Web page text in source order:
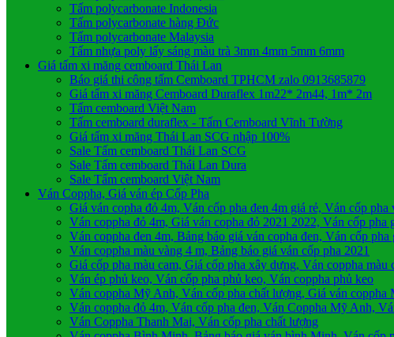
Tấm polycarbonate Indonesia
Tấm polycarbonate hàng Đức
Tấm polycarbonate Malaysia
Tấm nhựa poly lấy sáng màu trà 3mm 4mm 5mm 6mm
Giá tấm xi măng cemboard Thái Lan
Báo giá thi công tấm Cemboard TPHCM zalo 0913685879
Giá tấm xi măng Cemboard Duraflex 1m22* 2m44, 1m* 2m
Tấm cemboard Việt Nam
Tấm cemboard duraflex - Tấm Cemboard Vĩnh Tường
Giá tấm xi măng Thái Lan SCG nhập 100%
Sale Tấm cemboard Thái Lan SCG
Sale Tấm cemboard Thái Lan Dura
Sale Tấm cemboard Việt Nam
Ván Coppha, Giá ván ép Cốp Pha
Giá ván copha đỏ 4m, Ván cốp pha đen 4m giá rẻ, Ván cốp pha
Ván coppha đỏ 4m, Giá ván copha đỏ 2021 2022, Ván cốp pha
Ván coppha đen 4m, Bảng báo giá ván copha đen, Ván cốp pha
Ván coppha màu vàng 4 m, Bảng báo giá ván cốp pha 2021
Giá cốp pha màu cam, Giá cốp pha xây dựng, Ván coppha màu
Ván ép phủ keo, Ván cốp pha phủ keo, Ván coppha phủ keo
Ván coppha Mỹ Anh, Ván cốp pha chất lượng, Giá ván coppha
Ván coppha đỏ 4m, Ván cốp pha đen, Ván Coppha Mỹ Anh,
Ván Coppha Thanh Mai, Ván cốp pha chất lượng